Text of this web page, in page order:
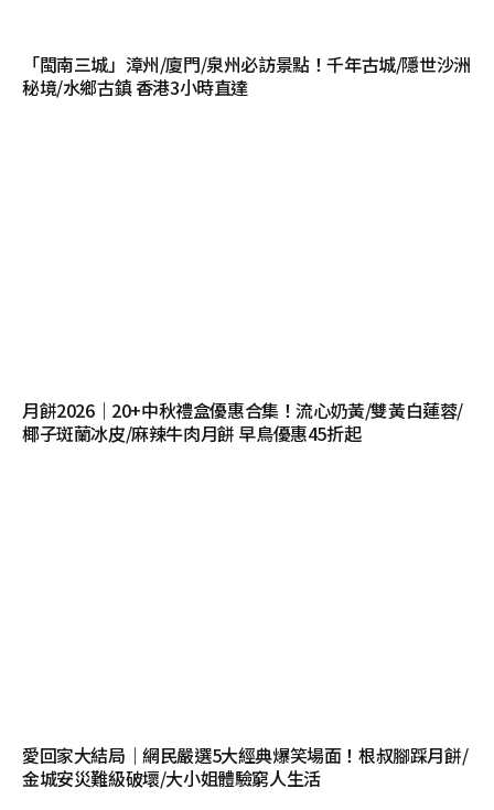
「閩南三城」漳州/廈門/泉州必訪景點！千年古城/隱世沙洲
秘境/水鄉古鎮 香港3小時直達
月餅2026｜20+中秋禮盒優惠合集！流心奶黃/雙黃白蓮蓉/
椰子斑蘭冰皮/麻辣牛肉月餅 早鳥優惠45折起
愛回家大結局｜網民嚴選5大經典爆笑場面！根叔腳踩月餅/
金城安災難級破壞/大小姐體驗窮人生活